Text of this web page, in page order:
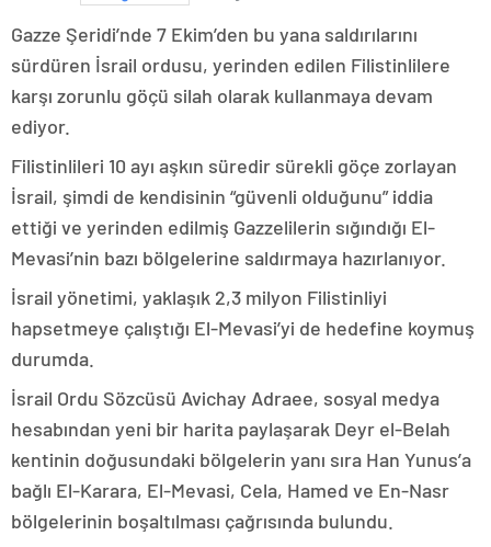
Gazze Şeridi’nde 7 Ekim’den bu yana saldırılarını
sürdüren İsrail ordusu, yerinden edilen Filistinlilere
karşı zorunlu göçü silah olarak kullanmaya devam
ediyor.
Filistinlileri 10 ayı aşkın süredir sürekli göçe zorlayan
İsrail, şimdi de kendisinin “güvenli olduğunu” iddia
ettiği ve yerinden edilmiş Gazzelilerin sığındığı El-
Mevasi’nin bazı bölgelerine saldırmaya hazırlanıyor.
İsrail yönetimi, yaklaşık 2,3 milyon Filistinliyi
hapsetmeye çalıştığı El-Mevasi’yi de hedefine koymuş
durumda.
İsrail Ordu Sözcüsü Avichay Adraee, sosyal medya
hesabından yeni bir harita paylaşarak Deyr el-Belah
kentinin doğusundaki bölgelerin yanı sıra Han Yunus’a
bağlı El-Karara, El-Mevasi, Cela, Hamed ve En-Nasr
bölgelerinin boşaltılması çağrısında bulundu.